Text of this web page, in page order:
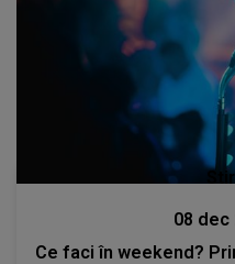
08 dec
Ce faci în weekend?